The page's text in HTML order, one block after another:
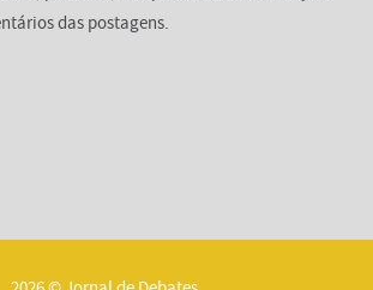
das postagens.